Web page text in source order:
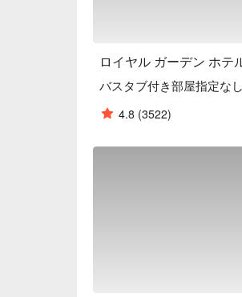
ロイヤル ガーデン ホテ
バスタブ付き部屋指定な
4.8 (3522)